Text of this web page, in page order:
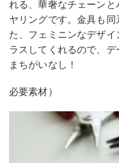
れる、華奢なチェーン
ヤリングです。金具も
た、フェミニンなデザ
ラスしてくれるので、
まちがいなし！
必要素材）